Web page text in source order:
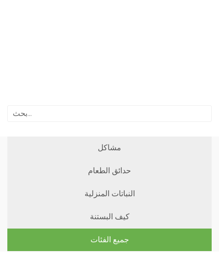
مشاكل
حدائق الطعام
النباتات المنزلية
كيف البستنة
جميع الفئات